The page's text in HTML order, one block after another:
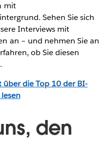
mit
Sehen Sie sich
Interviews mit
an – und nehmen Sie an
ob Sie diesen
die Top 10 der BI-
den